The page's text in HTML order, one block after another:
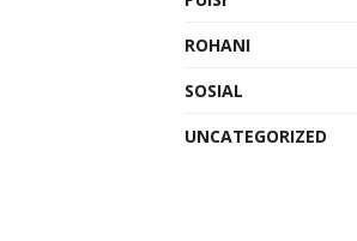
ROHANI
SOSIAL
UNCATEGORIZED